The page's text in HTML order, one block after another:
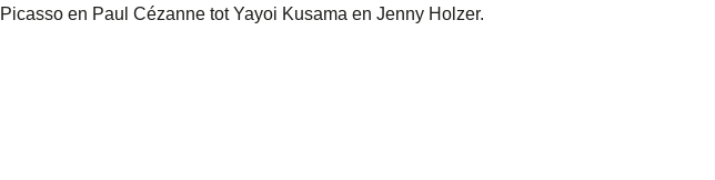
Picasso en Paul Cézanne tot Yayoi Kusama en Jenny Holzer.